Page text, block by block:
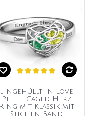
Eingehüllt in Love
Petite Caged Herz
Ring mit Klassik mit
Stichen Band